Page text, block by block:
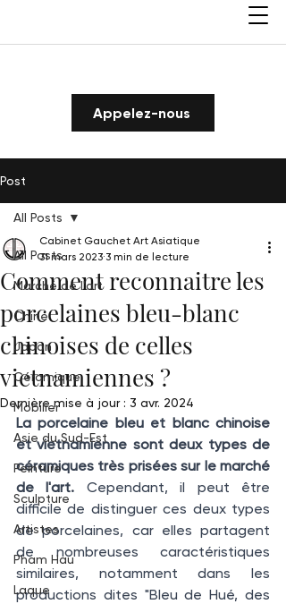
Appelez-nous
Post
All Posts
Marché de l'art
Chine
Japon
Céramique
Mobilier
Asie du Sud-Est
Peinture
Sculpture
Artistes
Pham Hau
Laque
All Posts
Comment reconnaitre les
porcelaines bleu-blanc
chinoises de celles
vietnamiennes ?
Cabinet Gauchet Art Asiatique
31 mars 2023 3 min de lecture
Dernière mise à jour : 3 avr. 2024
La porcelaine bleu et blanc chinoise
et vietnamienne sont deux types de
céramiques très prisées sur le marché
de l'art. Cependant, il peut être
difficile de distinguer ces deux types
de porcelaines, car elles partagent
de nombreuses caractéristiques
similaires, notamment dans les
productions dites "Bleu de Hué, des